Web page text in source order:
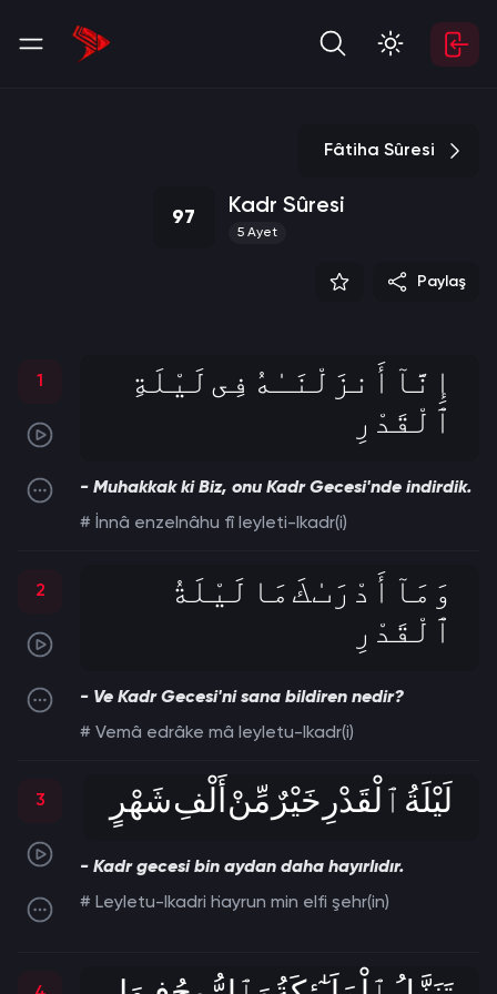
97 Kadr Sûresi
5Ayet
Fâtiha Sûresi
Paylaş
1
إِنَّآ أَنزَلْنَـٰهُ فِى لَيْلَةِ
ٱلْقَدْرِ
- Muhakkak ki Biz, onu Kadr Gecesi'nde indirdik.
# İnnâ enzelnâhu fî leyleti-lkadr(i)
2
وَمَآ أَدْرَٮٰكَ مَا لَيْلَةُ
ٱلْقَدْرِ
- Ve Kadr Gecesi'ni sana bildiren nedir?
# Vemâ edrâke mâ leyletu-lkadr(i)
3 لَيْلَةُ ٱلْقَدْرِ خَيْرٌ مِّنْ أَلْفِ شَهْرٍ
- Kadr gecesi bin aydan daha hayırlıdır.
# Leyletu-lkadri ḣayrun min elfi şehr(in)